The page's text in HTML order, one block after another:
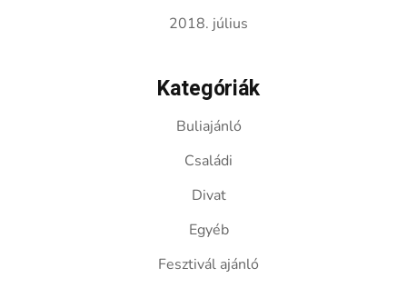
2018. július
Kategóriák
Buliajánló
Családi
Divat
Egyéb
Fesztivál ajánló